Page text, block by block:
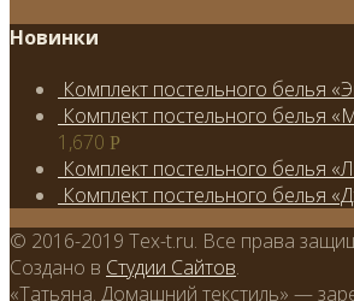
Новинки
Комплект постельного белья
Комплект постельного белья
1,670 Р
Комплект постельного белья
Комплект постельного белья
© 2016-2019 Tex-t.ru. Все права
Создано в Студии Сайтов.
«Татьяна. Домашний текстиль» —